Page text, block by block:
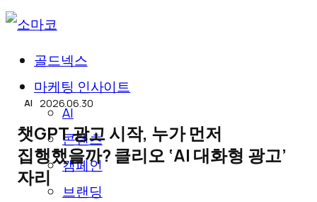
골드넥스
마케팅 인사이트
AI
콘텐츠
캠페인
브랜딩
바
AI 2026.06.30
챗GPT 광고 시작, 누가 먼저
집행했을까? 클리오 ‘AI 대화형 광고’
자리